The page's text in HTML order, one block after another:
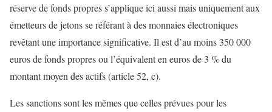
réserve de fonds propres s’applique ici aussi mais uniquement aux
émetteurs de jetons se référant à des monnaies électroniques
revêtant une importance significative. Il est d’au moins 350 000
euros de fonds propres ou l’équivalent en euros de 3 % du
montant moyen des actifs (article 52, c).
Les sanctions sont les mêmes que celles prévues pour les